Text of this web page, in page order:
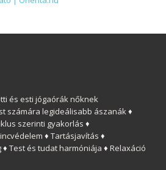
és esti jógaórák nőknek
számára legideálisabb ászanák ♦
szerinti gyakorlás ♦
♦ Tartásjavítás ♦
Test és tudat harmóniája ♦ Relaxáció